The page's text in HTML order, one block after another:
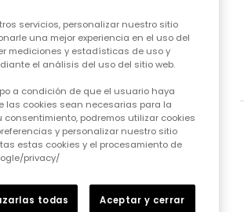
servicios, personalizar nuestro sitio
una mejor experiencia en el uso del
mediciones y estadísticas de uso y
el análisis del uso del sitio web.
a condición de que el usuario haya
las cookies sean necesarias para la
podremos utilizar cookies
y personalizar nuestro sitio
estas cookies y el procesamiento de
privacy/
todas Aceptar y cerrar